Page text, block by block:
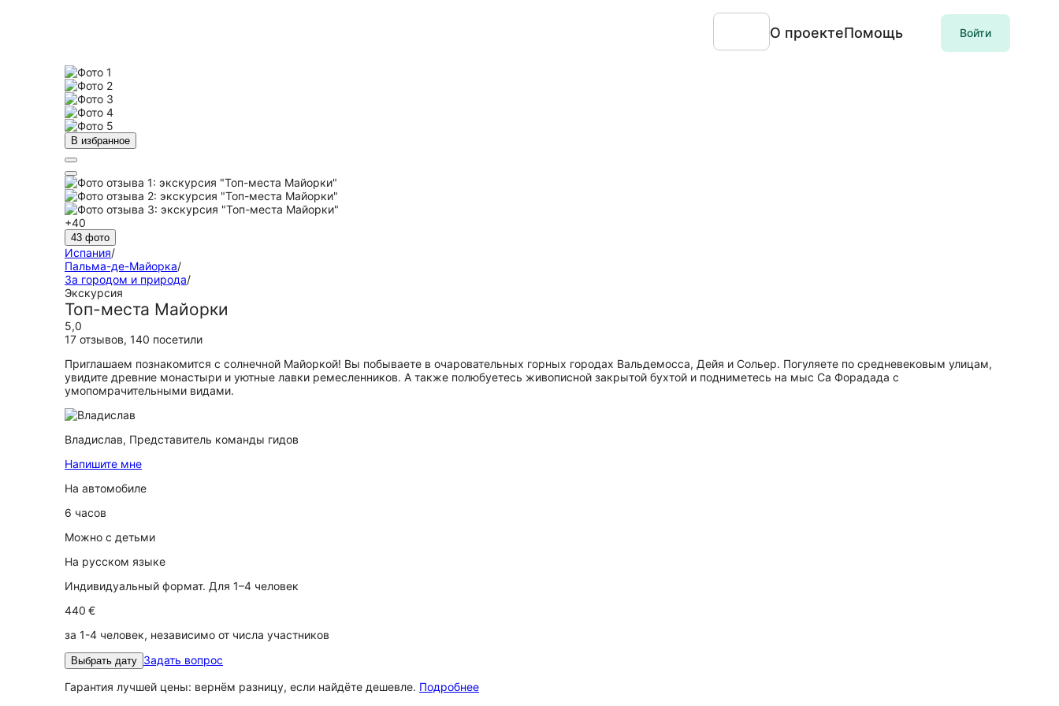
О проектеПомощь Войти
В избранное
+40
43 фото
Испания/
Пальма-де-Майорка/
За городом и природа/
Экскурсия
Топ-места Майорки
5,0
17 отзывов, 140 посетили
Приглашаем познакомится с солнечной Майоркой! Вы побываете в очаровательных горных городах Вальдемосса, Дейя и Сольер. Погуляете по средневековым улицам,
увидите древние монастыри и уютные лавки ремесленников. А также полюбуетесь живописной закрытой бухтой и подниметесь на мыс Са Форадада с
умопомрачительными видами.
Владислав, Представитель команды гидов
Напишите мне
На автомобиле
6 часов
Можно с детьми
На русском языке
Индивидуальный формат. Для 1–4 человек
440 €
за 1-4 человек, независимо от числа участников
Выбрать дату Задать вопрос
Гарантия лучшей цены: вернём разницу, если найдёте дешевле. Подробнее